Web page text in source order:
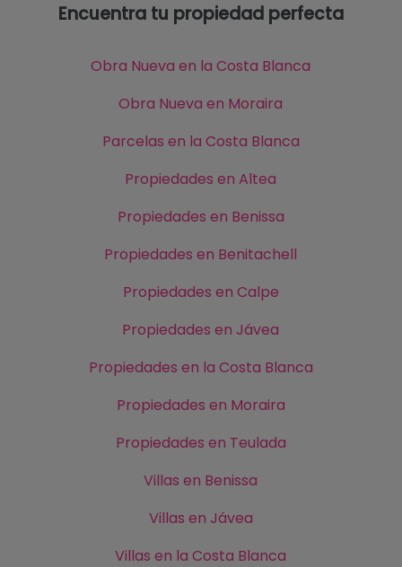
Encuentra tu propiedad perfecta
Obra Nueva en la Costa Blanca
Obra Nueva en Moraira
Parcelas en la Costa Blanca
Propiedades en Altea
Propiedades en Benissa
Propiedades en Benitachell
Propiedades en Calpe
Propiedades en Jávea
Propiedades en la Costa Blanca
Propiedades en Moraira
Propiedades en Teulada
Villas en Benissa
Villas en Jávea
Villas en la Costa Blanca